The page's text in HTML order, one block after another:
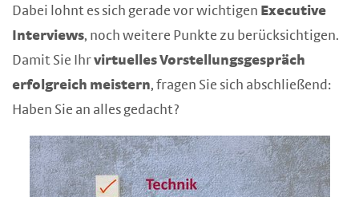
Dabei lohnt es sich gerade vor wichtigen Executive
Interviews, noch weitere Punkte zu berücksichtigen.
Damit Sie Ihrvirtuelles Vorstellungsgespräch
erfolgreich meistern, fragen Sie sich abschließend:
Haben Sie an alles gedacht?